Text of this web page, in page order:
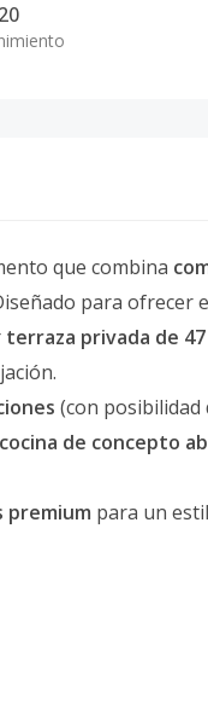
que combina
para ofrecer
terraza privada de 47
(con posibilidad
cocina de concepto
premium para un